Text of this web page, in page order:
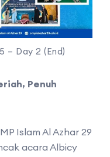
– Day 2 (End)
Penuh
Islam Al Azhar 29
acara Albicy